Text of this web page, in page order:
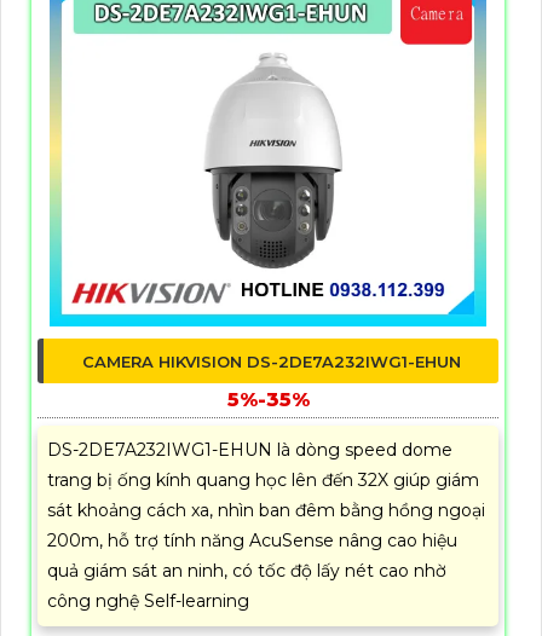
WIFI RUIJIE RG-AP820-L(V2)
6,046,000 ₫
Ruijie RG-AP820-L(V2) được nâng cấp chuẩn Wi-Fi 6
mang đến tốc độ truyền tải dữ liệu lên tới 2.402
Gbps, đảm bảo kết nối mạnh mẽ và ổn định. Người
dùng có thể tận hưởng trải nghiệm chuyển vùng liền
mạch, duy trì tính liên tục của dịch vụ ngay cả khi di
chuyển trong không gian rộng.
CẦU NỐI MẠNG DS-3WF3000-EI-5AC/P